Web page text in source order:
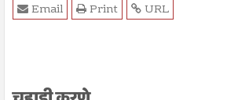
URL
Print
Email